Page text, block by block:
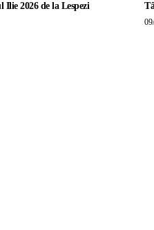
Ilie 2026 de la Lespezi